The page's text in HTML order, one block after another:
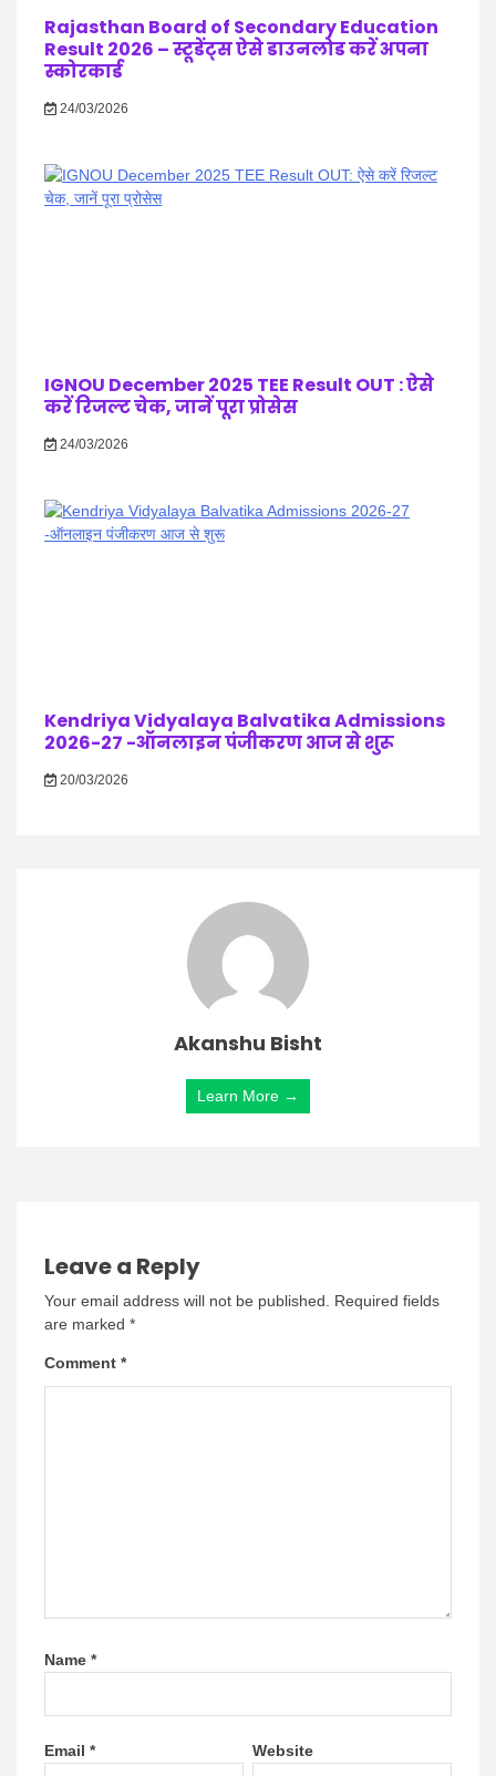
Rajasthan Board of Secondary Education
Result 2026 – स्टूडेंट्स ऐसे डाउनलोड करें अपना
स्कोरकार्ड
24/03/2026
IGNOU December 2025 TEE Result OUT : ऐसे
करें रिजल्ट चेक, जानें पूरा प्रोसेस
24/03/2026
Kendriya Vidyalaya Balvatika Admissions
2026-27 -ऑनलाइन पंजीकरण आज से शुरू
20/03/2026
Akanshu Bisht
Learn More →
Leave a Reply
Your email address will not be published.
Required fields
are marked *
Comment *
Name *
Email * Website